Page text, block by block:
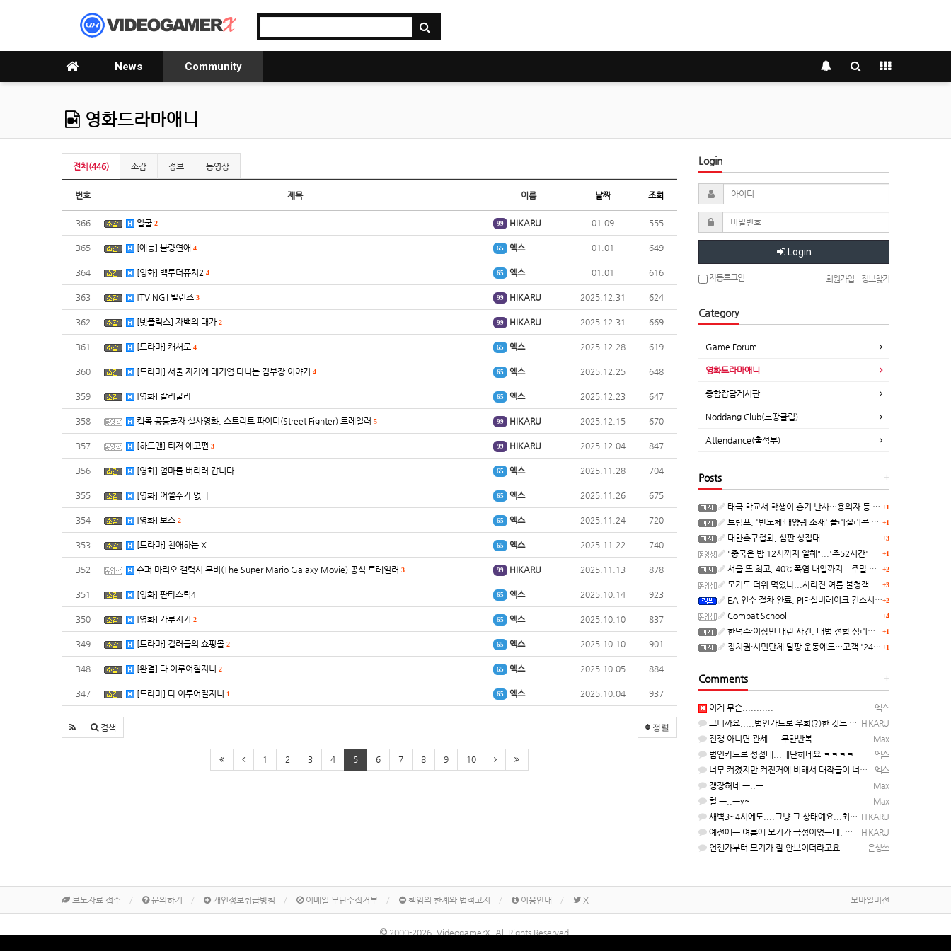
News Community
영화드라마애니
전체(446) 소감 정보 동영상
번호 제목 이름 날짜 조회
366 얼굴 2 99 HIKARU 01.09 555
365 [예능] 블량연애 4 65 엑스 01.01 649
364 [영화] 백투더퓨처2 4 65 엑스 01.01 616
363 [TVING] 빌런즈 3 99 HIKARU 2025.12.31 624
362 [넷플릭스] 자백의 대가 2 99 HIKARU 2025.12.31 669
361 [드라마] 캐셔로 4 65 엑스 2025.12.28 619
360 [드라마] 서울 자가에 대기업 다니는 김부장 이야기 4 65 엑스 2025.12.25 648
359 [영화] 칼리굴라 65 엑스 2025.12.23 647
358 캡콤 공동출자 실사영화, 스트리트 파이터(Street Fighter) 트레일러 5 99 HIKARU 2025.12.15 670
357 [하트맨] 티저 예고편 3 99 HIKARU 2025.12.04 847
356 [영화] 엄마를 버리러 갑니다 65 엑스 2025.11.28 704
355 [영화] 어쩔수가 없다 65 엑스 2025.11.26 675
354 [영화] 보스 2 65 엑스 2025.11.24 720
353 [드라마] 친애하는 X 65 엑스 2025.11.22 740
352 슈퍼 마리오 갤럭시 무비(The Super Mario Galaxy Movie) 공식 트레일러 3 99 HIKARU 2025.11.13 878
351 [영화] 판타스틱4 65 엑스 2025.10.14 923
350 [영화] 가루지기 2 65 엑스 2025.10.10 837
349 [드라마] 킬러들의 쇼핑몰 2 65 엑스 2025.10.10 901
348 [완결] 다 이루어질지니 2 65 엑스 2025.10.05 884
347 [드라마] 다 이루어질지니 1 65 엑스 2025.10.04 937
정렬
검색
1 2 3 4 5 6 7 8 9 10
Login
Login
자동로그인 회원가입 정보찾기
Category
Game Forum
영화드라마애니
종합잡담게시판
Noddang Club(노땅클럽)
Attendance(출석부)
+
Posts
+1
태국 학교서 학생이 총기 난사…용의자 등 8명 숨져
+1
트럼프, '반도체·태양광 소재' 폴리실리콘 파생 제품에 15% 관세...한국 기업도 영향
+3
대한축구협회, 심판 성접대
+1
"중국은 밤 12시까지 일해"...'주52시간' 손볼까
+2
서울 또 최고, 40℃ 폭염 내일까지...주말 동쪽 비바람
+3
모기도 더위 먹었나...사라진 여름 불청객
+2
EA 인수 절차 완료, PIF·실버레이크 컨소시엄 산하 편입
+4
Combat School
+1
한덕수·이상민 내란 사건, 대법 전합 심리…"역사적 사법평가"(종합)
+1
정치권·시민단체 탈팡 운동에도…고객 '2470만명' 원상 회복, "고물가에 돌팡"
+
Comments
엑스
이게 무슨...........
HIKARU
그니까요.....법인카드로 우회(?)한 것도 아니고, 대놓고...ㅋ ㅋ)
Max
전쟁 아니면 관세.... 무한반복 ㅡ..ㅡ
엑스
법인카드로 성접대...대단하네요 ㅋㅋㅋㅋ
엑스
너무 커졌지만 커진거에 비해서 대작들이 너무 줄었죠.........
Max
갱장허네 ㅡ..ㅡ
Max
헐 ㅡ..ㅡy~
HIKARU
새벽3~4시에도....그냥 그 상태예요...최근 1주일은....
HIKARU
예전에는 여름에 모기가 극성이었는데, 여름에는 안나오는 것 같은.....ㅎ ㅎ)
은성쓰
언젠가부터 모기가 잘 안보이더라고요.
보도자료 접수 문의하기 개인정보취급방침 이메일 무단수집거부 책임의 한계와 법적고지 이용안내 X 모바일버전
2000-2026, VideogamerX. All Rights Reserved.